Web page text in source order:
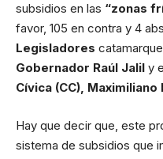
subsidios en las “zonas
favor, 105 en contra y 4
Legisladores
Gobernador Raúl Jalil y
Cívica (CC),
Hay que decir que, este
sistema de subsidios que